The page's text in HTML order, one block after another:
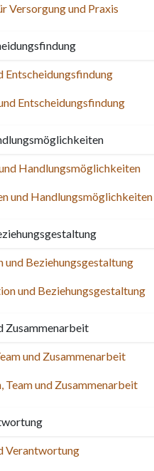
Versorgung und Praxis
Entscheidungsfindung
Entscheidungsfindung
Handlungsmöglichkeiten
und Handlungsmöglichkeiten
und Beziehungsgestaltung
und Beziehungsgestaltung
Zusammenarbeit
und Zusammenarbeit
und Zusammenarbeit
Verantwortung